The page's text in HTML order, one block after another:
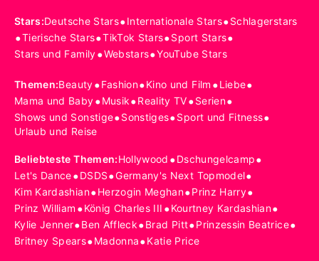
Stars:Deutsche Stars•Internationale Stars•Schlagerstars
•Tierische Stars•TikTok Stars•Sport Stars•
Stars und Family•Webstars•YouTube Stars
Themen:Beauty•Fashion•Kino und Film •Liebe•
Mama und Baby•Musik•Reality TV•Serien•
Shows und Sonstige•Sonstiges•Sport und Fitness•
Urlaub und Reise
Beliebteste Themen:Hollywood •Dschungelcamp•
Let's Dance•DSDS•Germany's Next Topmodel•
Kim Kardashian•Herzogin Meghan•Prinz Harry•
Prinz William •König Charles III •Kourtney Kardashian•
Kylie Jenner•Ben Affleck•Brad Pitt•Prinzessin Beatrice•
Britney Spears•Madonna•Katie Price